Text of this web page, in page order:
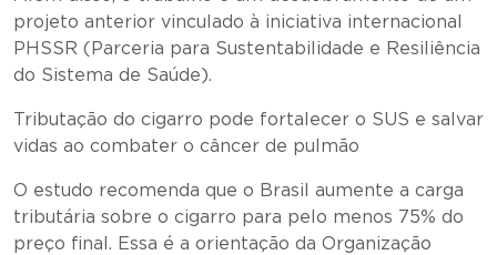
projeto anterior vinculado à iniciativa internacional
PHSSR (Parceria para Sustentabilidade e Resiliência
do Sistema de Saúde).
Tributação do cigarro pode fortalecer o SUS e salvar
vidas ao combater o câncer de pulmão
O estudo recomenda que o Brasil aumente a carga
tributária sobre o cigarro para pelo menos 75% do
preço final. Essa é a orientação da Organização